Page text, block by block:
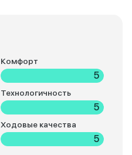
Комфорт
5
Технологичность
5
Ходовые качества
5